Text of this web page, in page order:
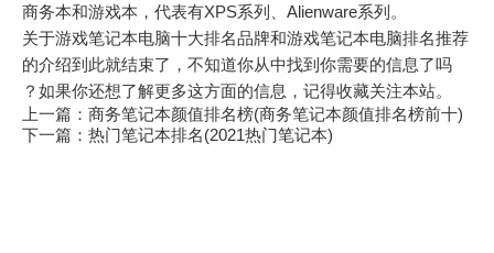
商务本和游戏本，代表有XPS系列、Alienware系列。
关于游戏笔记本电脑十大排名品牌和游戏笔记本电脑排名推荐
的介绍到此就结束了，不知道你从中找到你需要的信息了吗
？如果你还想了解更多这方面的信息，记得收藏关注本站。
上一篇： 商务笔记本颜值排名榜(商务笔记本颜值排名榜前十)
下一篇： 热门笔记本排名(2021热门笔记本)